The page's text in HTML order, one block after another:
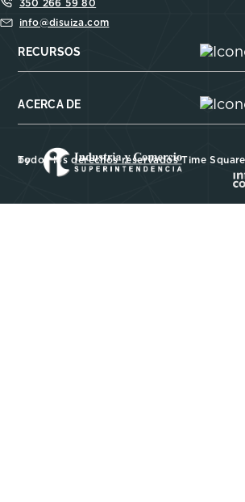
350 266 59 80
info@disuiza.com
RECURSOS
ACERCA DE
Todos los derechos reservados Time Square 2022 Empowered by